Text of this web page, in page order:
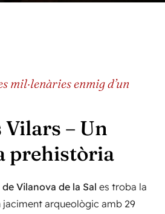
mil·lenàries enmig d’un
Vilars – Un
prehistòria
Vilanova de la Sal es troba la
jaciment arqueològic amb 29